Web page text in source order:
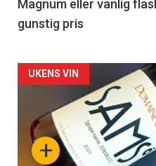
3
Magnum eller vanlig
gunstig pris
Forsiden
akkurat
nå+
UKENS VIN